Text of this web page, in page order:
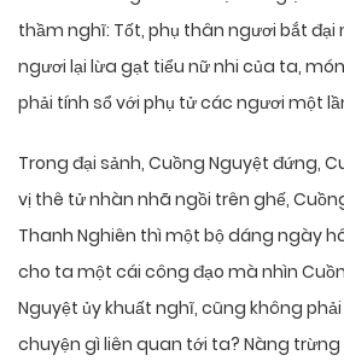
thầm nghĩ: Tốt, phụ thân ngươi bắt đại
ngươi lại lừa gạt tiểu nữ nhi của ta,
phải tính sổ với phụ tử các ngươi một
Trong đại sảnh, Cuồng Nguyệt đứng,
vị thê tử nhàn nhã ngồi trên ghế,
Thanh Nghiên thì một bộ dáng ngày
cho ta một cái công đạo mà nhìn
Nguyệt ủy khuất nghĩ, cũng không
chuyện gì liên quan tới ta? Nàng